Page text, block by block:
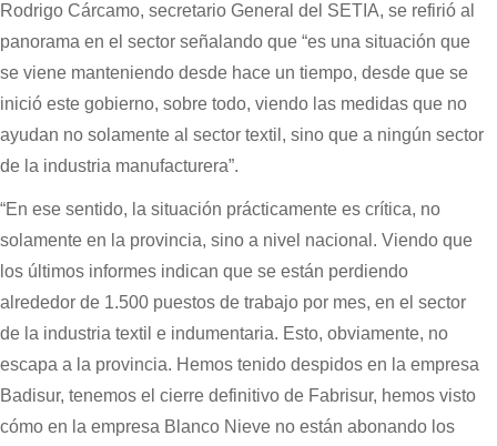
Rodrigo Cárcamo, secretario General del SETIA, se refirió al
panorama en el sector señalando que “es una situación que
se viene manteniendo desde hace un tiempo, desde que se
inició este gobierno, sobre todo, viendo las medidas que no
ayudan no solamente al sector textil, sino que a ningún sector
de la industria manufacturera”.
“En ese sentido, la situación prácticamente es crítica, no
solamente en la provincia, sino a nivel nacional. Viendo que
los últimos informes indican que se están perdiendo
alrededor de 1.500 puestos de trabajo por mes, en el sector
de la industria textil e indumentaria. Esto, obviamente, no
escapa a la provincia. Hemos tenido despidos en la empresa
Badisur, tenemos el cierre definitivo de Fabrisur, hemos visto
cómo en la empresa Blanco Nieve no están abonando los